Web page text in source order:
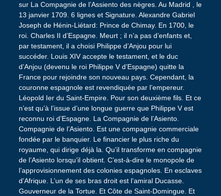
sur La Compagnie de l’Assiento des nègres. Au Madrid , le
13 janvier 1709. 6 lignes et Signature. Alexandre Gabriel
Joseph de Hénin-Liétard: Prince de Chimay. En 1700, le
roi. Charles II d’Espagne. Meurt ; il n’a pas d’enfants et,
par testament, il a choisi Philippe d’Anjou pour lui
succéder. Louis XIV accepte le testament, et le duc
d’Anjou (devenu le roi Philippe V d’Espagne) quitte la
France pour rejoindre son nouveau pays. Cependant, la
couronne espagnole est revendiquée par l’empereur.
Léopold Ier du Saint-Empire. Pour son deuxième fils. Et ce
n’est qu’à l’issue d’une longue guerre que Philippe V est
reconnu roi d’Espagne. La Compagnie de l’Asiento.
Compagnie de l’Asiento. Est une compagnie commerciale
fondée par le banquier. Le financier le plus riche du
royaume, qui dirige déjà la. Qu’il transforme en compagnie
de l’Asiento lorsqu’il obtient. C’est-à-dire le monopole de
l’approvisionnement des colonies espagnoles. En esclaves
d’Afrique. L’un de ses bras droit est l’amiral Ducasse.
Gouverneur de la Tortue. Et Côte de Saint-Domingue. Et